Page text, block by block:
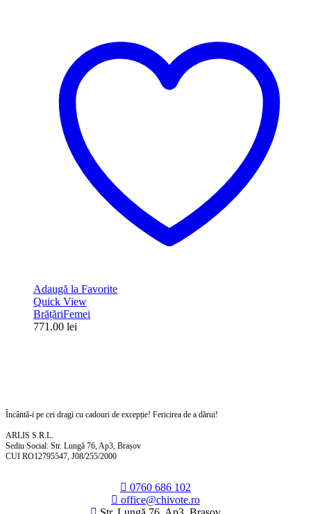
Adaugă la Favorite
Quick View
BrățăriFemei
771.00 lei
Încântă-i pe cei dragi cu cadouri de excepție! Fericirea de a dărui!
ARLIS S.R.L.
Sediu Social: Str. Lungă 76, Ap3, Brașov
CUI RO12795547, J08/255/2000
0760 686 102
office@chivote.ro